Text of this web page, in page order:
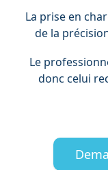
La prise en
de la
Le
donc celui